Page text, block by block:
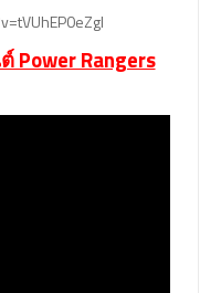
Power Rangers